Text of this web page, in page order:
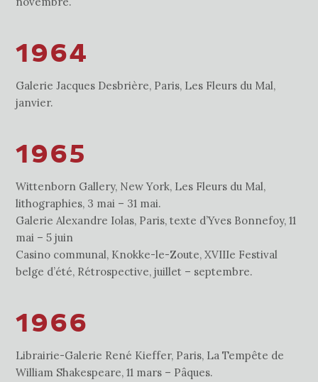
1964
Galerie Jacques Desbrière, Paris, Les Fleurs du Mal,
janvier.
1965
Wittenborn Gallery, New York, Les Fleurs du Mal,
lithographies, 3 mai – 31 mai.
Galerie Alexandre Iolas, Paris, texte d’Yves Bonnefoy, 11
mai – 5 juin
Casino communal, Knokke-le-Zoute, XVIIIe Festival
belge d’été, Rétrospective, juillet – septembre.
1966
Librairie-Galerie René Kieffer, Paris, La Tempête de
William Shakespeare, 11 mars – Pâques.